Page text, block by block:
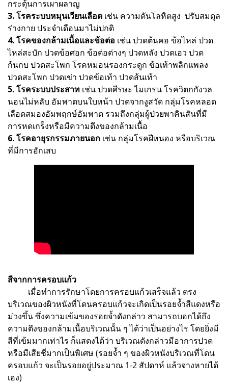
กระตุ้นการเผาผลาญ
3. โรคระบบหมุนเวียนเลือด เช่น ความดันโลหิตสูง ปรับสมดุล
ร่างกาย ประจำเดือนมาไม่ปกติ
4. โรคของกล้ามเนื้อและข้อต่อ เช่น ปวดต้นคอ ข้อไหล่ ปวด
ไหล่สะบัก ปวดข้อศอก ข้อต่อต่างๆ ปวดหลัง ปวดเอว ปวด
ก้นกบ ปวดสะโพก โรคหมอนรองกระดูก ข้อเท้าพลิกแพลง
ปวดสะโพก ปวดเข่า ปวดข้อเท้า ปวดส้นเท้า
5. โรคระบบประสาท เช่น ปวดศีรษะ ไมเกรน โรควิตกกังวล
นอนไม่หลับ อัมพาตบนใบหน้า ปวดจากงูสวัด กลุ่มโรคหลอด
เลือดสมองอัมพฤกษ์อัมพาต รวมถึงกลุ่มผู้ป่วยพาคินสันที่มี
การหดเกร็งหรือมีความตึงของกล้ามเนื้อ
6. โรคอายุรกรรมภายนอก เช่น กลุ่มโรคฝีหนอง หรือบริเวณ
ที่มีการอักเสบ
สีจากการครอบแก้ว
เมื่อทำการรักษาโดยการครอบแก้วเสร็จแล้ว ตรง
บริเวณของผิวหนังที่โดนครอบแก้วจะเกิดเป็นรอยจ้ำสีแดงหรือ
ม่วงขึ้น ซึ่งความเข้มของรอยจ้ำดังกล่าว สามารถบอกได้ถึง
ความตึงของกล้ามเนื้อบริเวณนั้น ๆ ได้ว่าเป็นอย่างไร โดยยิ่งมี
สีที่เข้มมากเท่าไร ก็แสดงได้ว่า บริเวณดังกล่าวมีอาการปวด
หรือมีเสียชี่มากเป็นพิเศษ (รอยจ้ำ ๆ ของผิวหนังบริเวณที่โดน
ครอบแก้ว จะเป็นรอยอยู่ประมาณ 1-2 สัปดาห์ แล้วจางหายได้
เอง)